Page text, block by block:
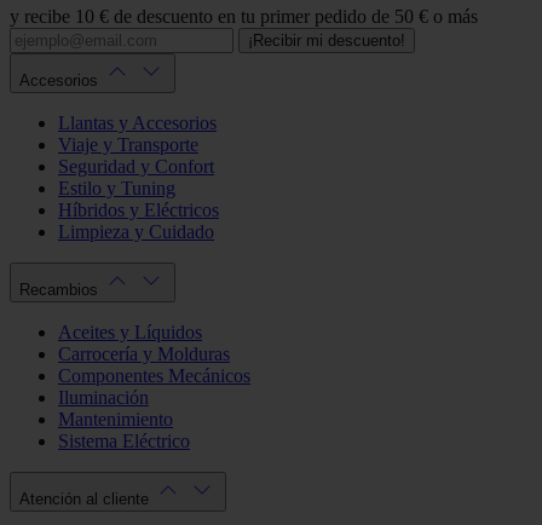
y recibe 10 € de descuento en tu primer pedido de 50 € o más
¡Recibir mi descuento!
Accesorios
Llantas y Accesorios
Viaje y Transporte
Seguridad y Confort
Estilo y Tuning
Híbridos y Eléctricos
Limpieza y Cuidado
Recambios
Aceites y Líquidos
Carrocería y Molduras
Componentes Mecánicos
Iluminación
Mantenimiento
Sistema Eléctrico
Atención al cliente